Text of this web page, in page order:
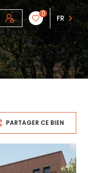
0 FR
PARTAGER CE BIEN